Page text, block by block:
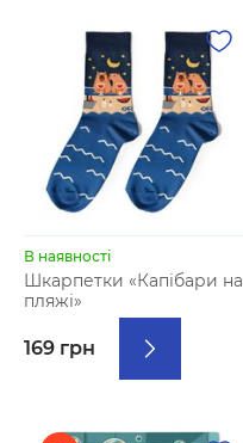
В наявності
Шкарпетки «Капібари на
пляжі»
169 грн